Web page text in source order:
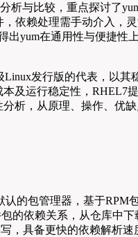
析与比较，重点探讨了
依赖处理需手动介入，
出yum在通用性与便捷
Linux发行版的代表，以
及运行稳定性，RHEL7
析，从原理、操作、优
认的包管理器，基于
的依赖关系，从仓库中
，具备更快的依赖解析